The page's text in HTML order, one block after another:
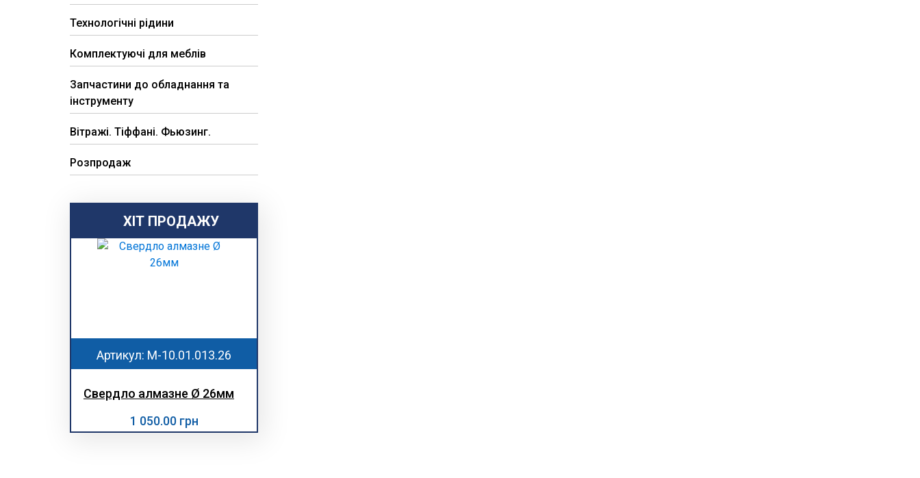
Технологічні рідини
Комплектуючі для меблів
Запчастини до обладнання та
інструменту
Вітражі. Тіффані. Фьюзинг.
Розпродаж
ХІТ ПРОДАЖУ
Артикул: M-10.01.013.26
Свердло алмазне Ø 26мм
1 050.00 грн